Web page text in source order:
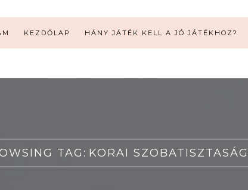
KEZDŐLAP HÁNY JÁTÉK KELL A JÓ JÁTÉKHOZ?
TAG: KORAI SZOBATISZTASÁG